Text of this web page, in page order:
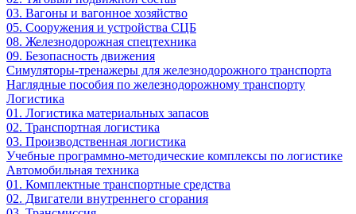
03. Вагоны и вагонное хозяйство
05. Сооружения и устройства СЦБ
08. Железнодорожная спецтехника
09. Безопасность движения
Симуляторы-тренажеры для железнодорожного транспорта
Наглядные пособия по железнодорожному транспорту
Логистика
01. Логистика материальных запасов
02. Транспортная логистика
03. Производственная логистика
Учебные программно-методические комплексы по логистике
Автомобильная техника
01. Комплектные транспортные средства
02. Двигатели внутреннего сгорания